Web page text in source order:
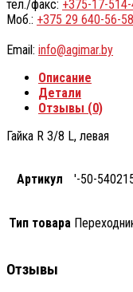
тел./факс: +375-17-
Моб.: +375 29 640-56-58
Email: info@agimar.by
Описание
Детали
Отзывы (0)
Гайка R 3/8 L, левая
Артикул '-50-
Тип товара
Отзывы